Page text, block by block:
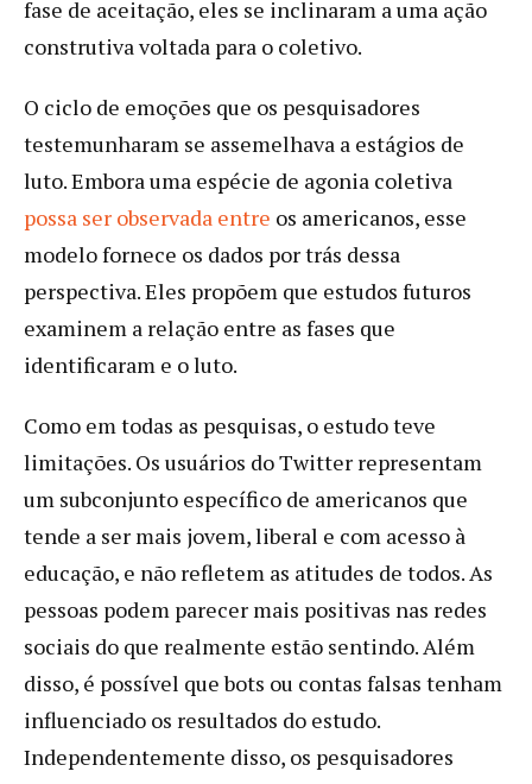
fase de aceitação, eles se inclinaram a uma ação
construtiva voltada para o coletivo.
O ciclo de emoções que os pesquisadores
testemunharam se assemelhava a estágios de
luto. Embora uma espécie de agonia coletiva
possa ser observada entre os americanos, esse
modelo fornece os dados por trás dessa
perspectiva. Eles propõem que estudos futuros
examinem a relação entre as fases que
identificaram e o luto.
Como em todas as pesquisas, o estudo teve
limitações. Os usuários do Twitter representam
um subconjunto específico de americanos que
tende a ser mais jovem, liberal e com acesso à
educação, e não refletem as atitudes de todos. As
pessoas podem parecer mais positivas nas redes
sociais do que realmente estão sentindo. Além
disso, é possível que bots ou contas falsas tenham
influenciado os resultados do estudo.
Independentemente disso, os pesquisadores